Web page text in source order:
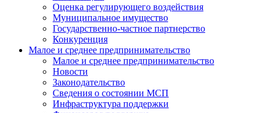
Оценка регулирующего воздействия
Муниципальное имущество
Государственно-частное партнерство
Конкуренция
Малое и среднее предпринимательство
Малое и среднее предпринимательство
Новости
Законодательство
Сведения о состоянии МСП
Инфраструктура поддержки